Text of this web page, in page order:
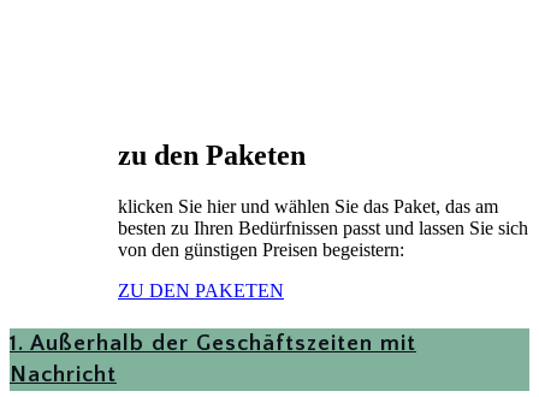
zu den Paketen
klicken Sie hier und wählen Sie das Paket, das am
besten zu Ihren Bedürfnissen passt und lassen Sie sich
von den günstigen Preisen begeistern:
ZU DEN PAKETEN
1. Außerhalb der Geschäftszeiten mit
Nachricht